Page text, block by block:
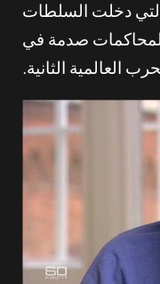
دخلت السلطات
صدمة في
العالمية الثانية.